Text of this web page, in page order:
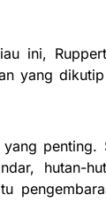
ini,
yang
hutan-